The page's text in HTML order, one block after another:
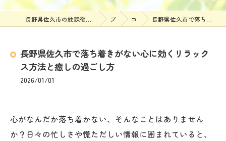
長野県佐久市の放課後等デイサービスなら放課後等デイサービスついんずくらぶ ブログ コラム 長野県佐久市で落ち着きがない心に効くリラックス方法と癒しの過ごし方
長野県佐久市で落ち着きがない心に効くリラック
ス方法と癒しの過ごし方
2026/01/01
心がなんだか落ち着かない、そんなことはありません
か？日々の忙しさや慌ただしい情報に囲まれていると、